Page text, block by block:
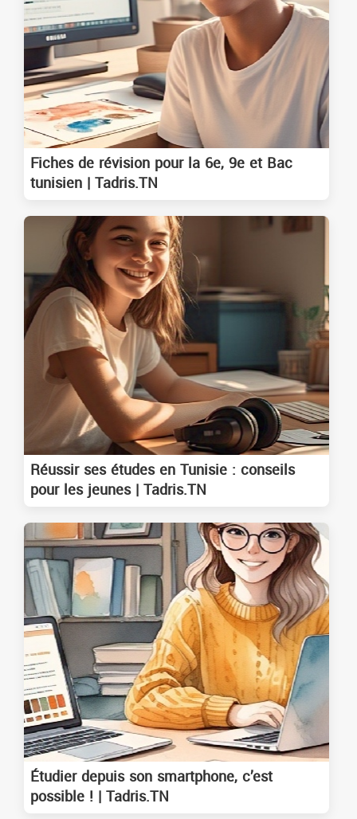
Fiches de révision pour la 6e, 9e et Bac
tunisien | Tadris.TN
Réussir ses études en Tunisie : conseils
pour les jeunes | Tadris.TN
Étudier depuis son smartphone, c’est
possible ! | Tadris.TN